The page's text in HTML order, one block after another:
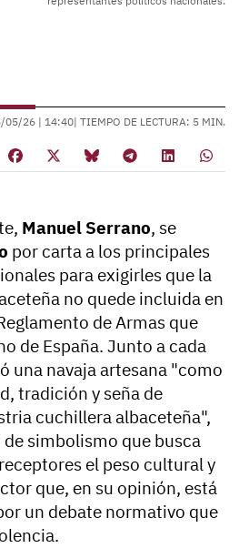
05/26 | 14:40| TIEMPO DE LECTURA: 5 MIN.
Manuel Serrano, se
por carta a los principales
para exigirles que la
no quede incluida en
de Armas que
de España. Junto a cada
una navaja artesana "como
tradición y seña de
cuchillera albaceteña",
simbolismo que busca
el peso cultural y
que, en su opinión, está
un debate normativo que